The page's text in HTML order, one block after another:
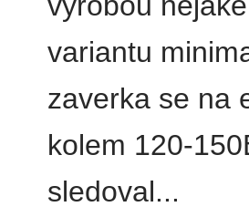
variantu
zaverka se na
kolem 120-
sledoval...